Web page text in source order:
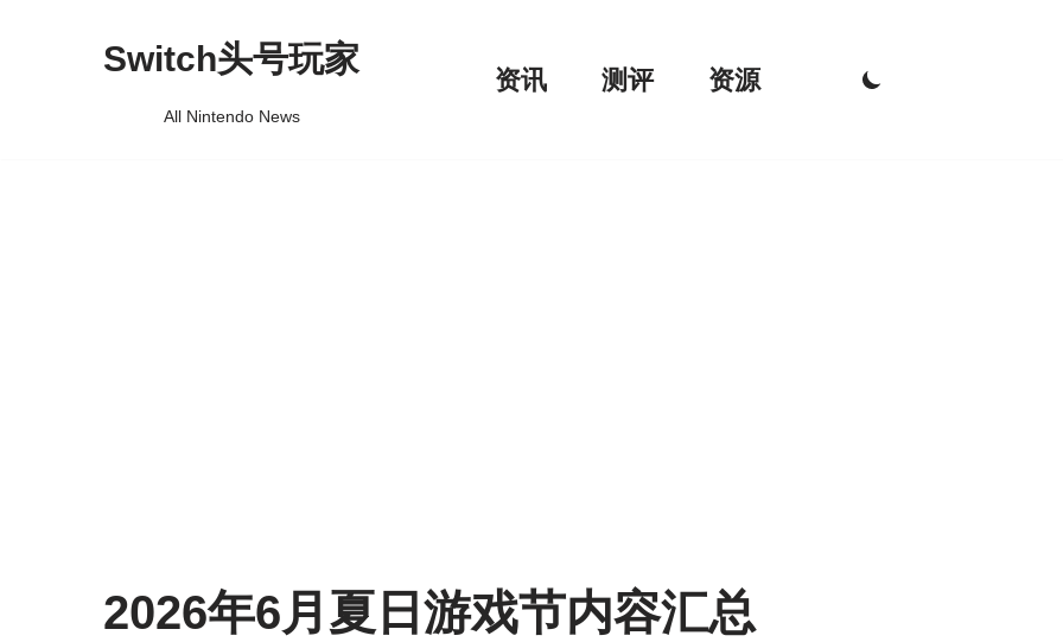
Switch头号玩家
All Nintendo News
资讯 测评 资源
2026年6月夏日游戏节内容汇总